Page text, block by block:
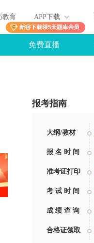
教育 APP下载
免费直播
报考指南
大纲/教材
报 名 时 间
准考证打印
考 试 时 间
成 绩 查 询
合格证领取